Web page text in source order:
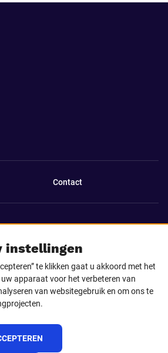
instellingen
te klikken gaat u akkoord met het
apparaat voor het verbeteren van
van websitegebruik en om ons te
Contact
LinkedIn
TikTok